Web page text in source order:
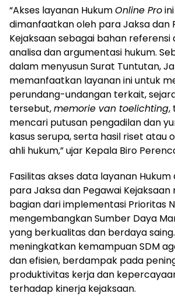
“Akses layanan HukumOnline Pro
dimanfaatkan oleh para Jaksa dan
Kejaksaan sebagai bahan referensi
analisa dan argumentasi hukum.
dalam menyusun Surat Tuntutan,
memanfaatkan layanan ini untuk
perundang-undangan terkait,
tersebut,memorie van toelichting,
mencari putusan pengadilan dan
kasus serupa, serta hasil riset atau
ahli hukum,” ujar Kepala Biro
Fasilitas akses data layanan Hukum
para Jaksa dan Pegawai
bagian dari implementasi Prioritas
mengembangkan Sumber Daya
yang berkualitas dan berdaya
meningkatkan kemampuan SDM
dan efisien, berdampak pada
produktivitas kerja dan
terhadap kinerja kejaksaan.